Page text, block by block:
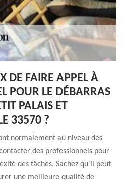
DE FAIRE APPEL À
POUR LE DÉBARRAS
PALAIS ET
33570 ?
normalement au niveau des
des professionnels pour
des tâches. Sachez qu'il peut
une meilleure qualité de